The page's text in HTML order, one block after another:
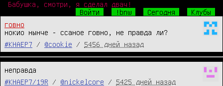
Бабушка, смотри, я сделал двач!
Войти
!bnw Сегодня
Клубы
говно
нокио нынче - ссаное говно, не правда ли?
#KHAEP7
/ @cookie / 5456 дней назад
неправда
#KHAEP7/19R
/ @nickelcore / 5425 дней назад